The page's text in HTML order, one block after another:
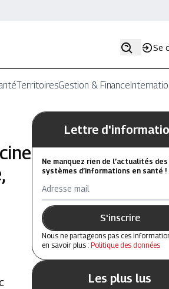
Se
TerritoiresGestion & Finance
Lettre
Ne manquez rien de l’actualités des
systèmes d’informations en santé !
Adresse mail
S'inscrire
Nous ne partageons pas ces
en savoir plus : Politique des données
Les plus lus